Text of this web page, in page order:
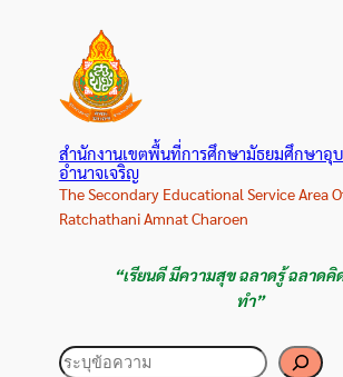
สำนักงานเขตพื้นที่การศึกษามัธยมศึกษาอุ
อำนาจเจริญ
The Secondary Educational Service Area
Ratchathani Amnat Charoen
“เรียนดี มีความสุข ฉลาดรู้ ฉลาดคิ
ทำ”
ค้นหา